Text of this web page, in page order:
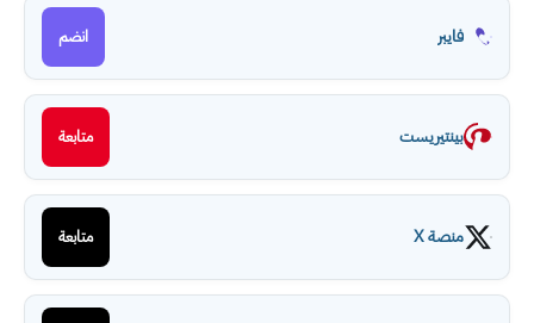
فايبر انضم
بينتيريست متابعة
منصة X متابعة